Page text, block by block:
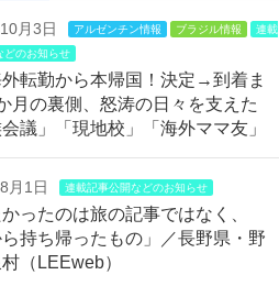
月3日 アルゼンチン情報 ブラジル情報
連載
どのお知らせ
転勤から本帰国！決定→到着ま
月の裏側、怒涛の日々を支えた
会議」「現地校」「海外ママ友」
月1日 連載記事公開などのお知らせ
ったのは旅の記事ではなく、
ら持ち帰ったもの」／長野県・野
（LEEweb）